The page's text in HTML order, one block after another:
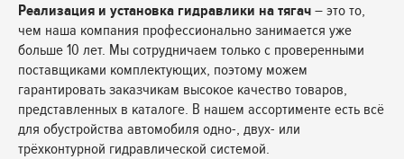
Реализация и установка гидравлики на тягач – это то,
чем наша компания профессионально занимается уже
больше 10 лет. Мы сотрудничаем только с проверенными
поставщиками комплектующих, поэтому можем
гарантировать заказчикам высокое качество товаров,
представленных в каталоге. В нашем ассортименте есть всё
для обустройства автомобиля одно-, двух- или
трёхконтурной гидравлической системой.